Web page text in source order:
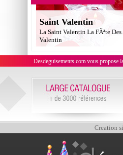
Saint Valentin
La Saint Valentin La FÃªte
Valentin
Desdeguisements.com vous propose
Creation